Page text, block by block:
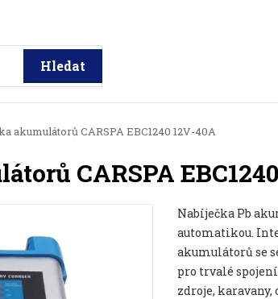
Hledat
akumulátorů CARSPA EBC1240 12V-40A
CARSPA
Nabíječka Pb
automatikou.
akumulátorů se
pro trvalé
zdroje, karavany,